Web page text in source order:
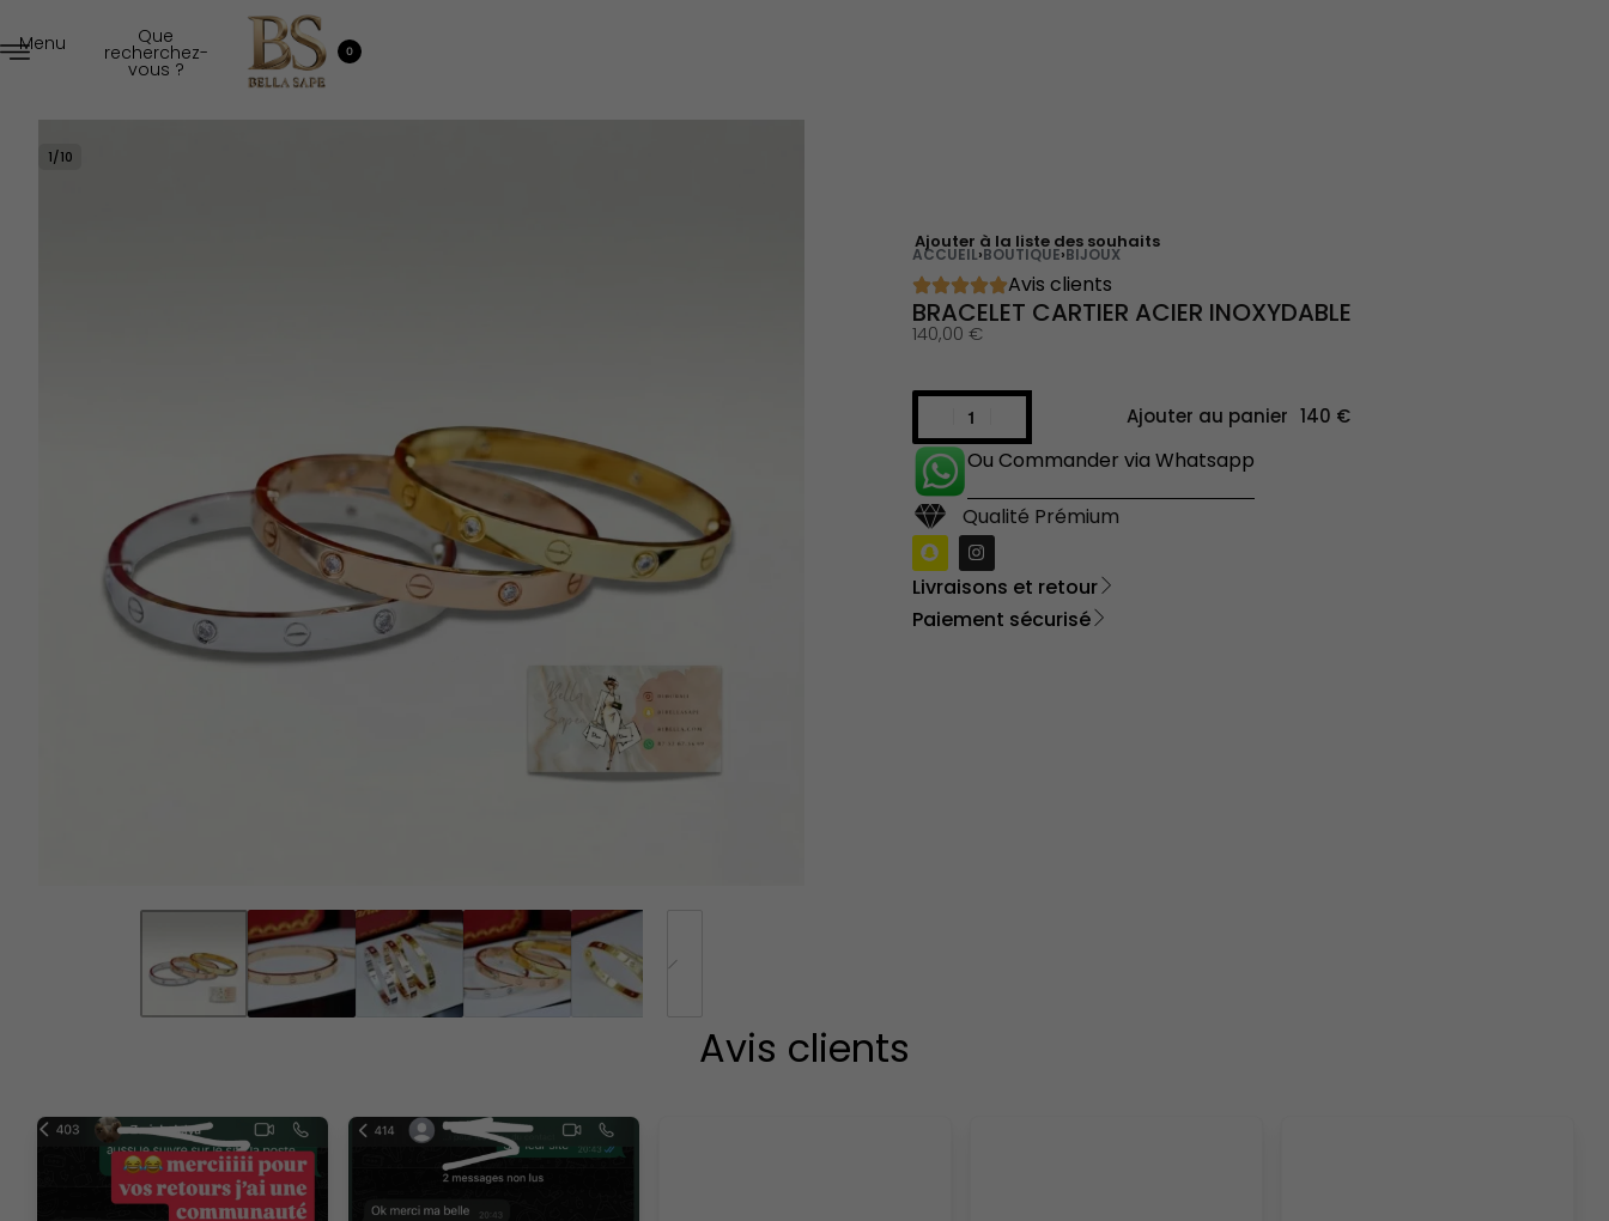
Menu Que
recherchez-
vous ?
0
1/10
Ajouter à la liste des souhaits
ACCUEIL›BOUTIQUE›BIJOUX
Avis clients
BRACELET CARTIER ACIER INOXYDABLE
140,00 €
Ajouter au panier
Ou Commander via Whatsapp
Qualité Prémium
Livraisons et retour
Paiement sécurisé
Avis clients